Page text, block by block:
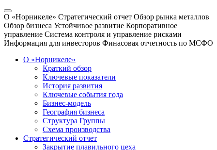
О «Норникеле» Стратегический отчет Обзор рынка металлов
Обзор бизнеса Устойчивое развитие Корпоративное
управление Система контроля и управление рисками
Информация для инвесторов Финасовая отчетность по МСФО
О «Норникеле»
Краткий обзор
Ключевые показатели
История развития
Ключевые события года
Бизнес-модель
География бизнеса
Структура Группы
Схема производства
Стратегический отчет
Закрытие плавильного цеха